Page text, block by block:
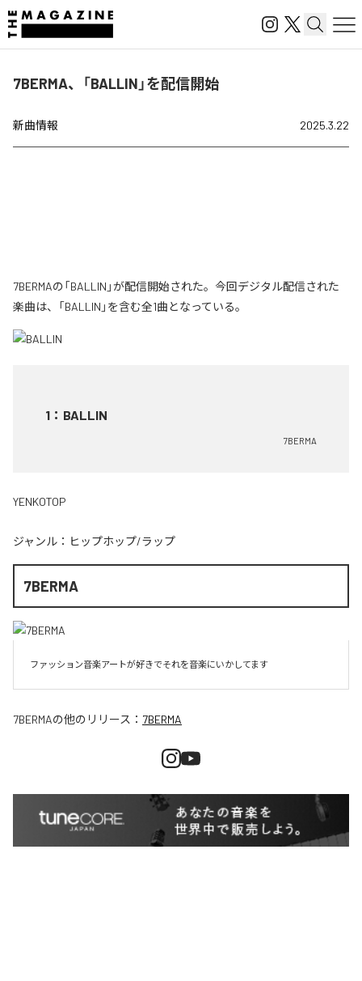
7BERMA、「BALLIN」を配信開始
新曲情報 2025.3.22
7BERMAの「BALLIN」が配信開始された。今回デジタル配信された
楽曲は、「BALLIN」を含む全1曲となっている。
1 ： BALLIN
7BERMA
YENKOTOP
ジャンル： ヒップホップ/ラップ
7BERMA
ファッション音楽アートが好きでそれを音楽にいかしてます
7BERMAの他のリリース： 7BERMA